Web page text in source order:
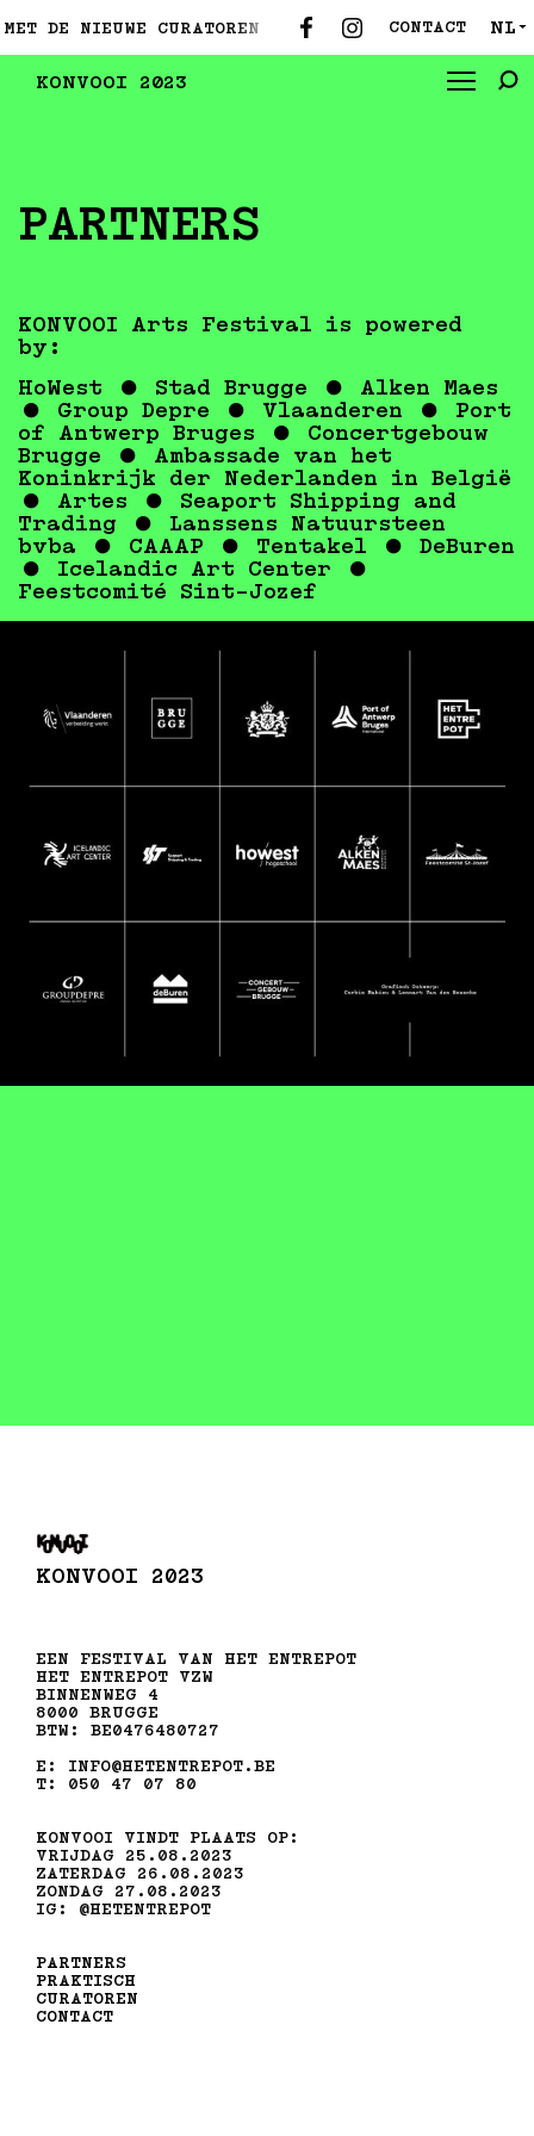
DE NIEUWE CURATOREN ● MAAK KENNIS MET DE
CONTACT NL ▼
KONVOOI 2023
PARTNERS
KONVOOI Arts Festival is powered
by:
HoWest ● Stad Brugge ● Alken Maes
● Group Depre ● Vlaanderen ● Port
of Antwerp Bruges ● Concertgebouw
Brugge ● Ambassade van het
Koninkrijk der Nederlanden in België
● Artes ● Seaport Shipping and
Trading ● Lanssens Natuursteen
bvba ● CAAAP ● Tentakel ● DeBuren
● Icelandic Art Center ●
Feestcomité Sint-Jozef
KONVOOI 2023
EEN FESTIVAL VAN HET ENTREPOT
HET ENTREPOT VZW
BINNENWEG 4
8000 BRUGGE
BTW: BE0476480727
E: INFO@HETENTREPOT.BE
T: 050 47 07 80
KONVOOI VINDT PLAATS OP:
VRIJDAG 25.08.2023
ZATERDAG 26.08.2023
ZONDAG 27.08.2023
IG: @HETENTREPOT
PARTNERS
PRAKTISCH
CURATOREN
CONTACT